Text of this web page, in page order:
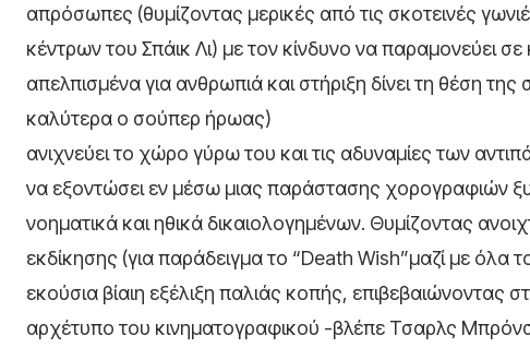
απρόσωπες (θυμίζοντας μερικές από τις σκοτεινές
κέντρων του Σπάικ Λι) με τον κίνδυνο να παραμονεύει
απελπισμένα για ανθρωπιά και στήριξη δίνει τη θέση
καλύτερα ο σούπερ ήρωας)
ανιχνεύει το χώρο γύρω του και τις αδυναμίες των
να εξοντώσει εν μέσω μιας παράστασης χορογραφιών
νοηματικά και ηθικά δικαιολογημένων. Θυμίζοντας
εκδίκησης (για παράδειγμα το “Death Wish”μαζί με όλα
εκούσια βίαιη εξέλιξη παλιάς κοπής,
αρχέτυπο του κινηματογραφικού -βλέπε Τσαρλς